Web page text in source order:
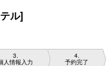
ル]
3
人情報入力
4
予約完了